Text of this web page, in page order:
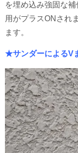
を埋め込み強固な
用がプラスONされ
ます。
★サンダーによるV